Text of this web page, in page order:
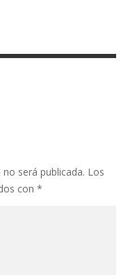
será publicada. Los
con *